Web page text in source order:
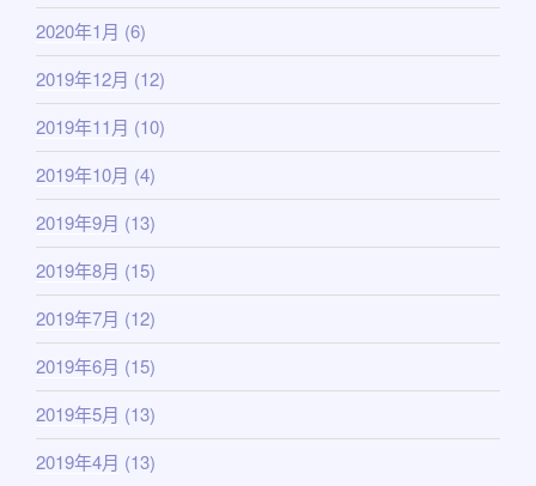
2020年1月 (6)
2019年12月 (12)
2019年11月 (10)
2019年10月 (4)
2019年9月 (13)
2019年8月 (15)
2019年7月 (12)
2019年6月 (15)
2019年5月 (13)
2019年4月 (13)